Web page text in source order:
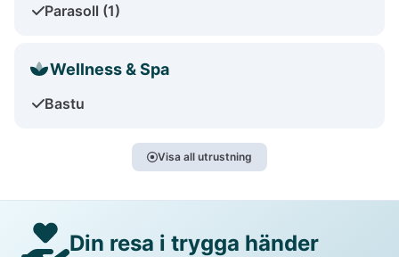
Parasoll (1)
Wellness & Spa
Bastu
Visa all utrustning
Din resa i trygga händer